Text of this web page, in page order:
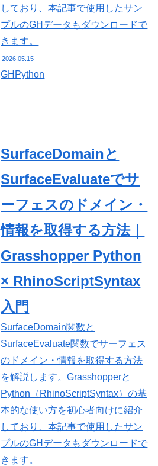
しており、本記事で使用したサン
プルのGHデータもダウンロードで
きます。
2026.05.15
GHPython
SurfaceDomainと
SurfaceEvaluateでサ
ーフェスのドメイン・
情報を取得する方法｜
Grasshopper Python
× RhinoScriptSyntax
入門
SurfaceDomain関数と
SurfaceEvaluate関数でサーフェス
のドメイン・情報を取得する方法
を解説します。Grasshopperと
Python（RhinoScriptSyntax）の基
本的な使い方を初心者向けに紹介
しており、本記事で使用したサン
プルのGHデータもダウンロードで
きます。